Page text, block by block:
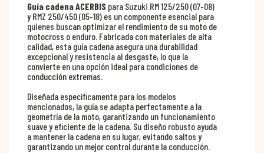
Guía cadena ACERBIS para Suzuki RM 125/250 (07-08)
y RMZ 250/450 (05-18) es un componente esencial para
quienes buscan optimizar el rendimiento de su moto de
motocross o enduro. Fabricada con materiales de alta
calidad, esta guía cadena asegura una durabilidad
excepcional y resistencia al desgaste, lo que la
convierte en una opción ideal para condiciones de
conducción extremas.
Diseñada específicamente para los modelos
mencionados, la guía se adapta perfectamente a la
geometría de la moto, garantizando un funcionamiento
suave y eficiente de la cadena. Su diseño robusto ayuda
a mantener la cadena en su lugar, evitando saltos y
garantizando un mejor control durante la conducción.